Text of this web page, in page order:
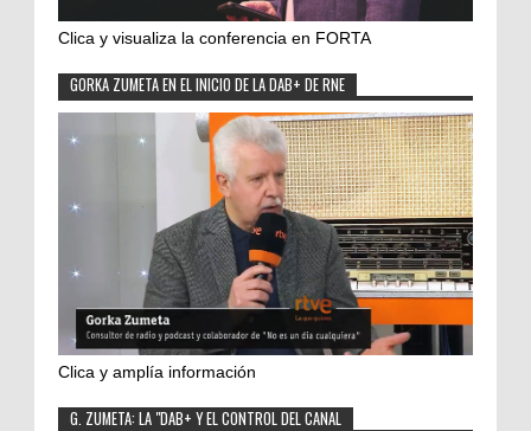
Clica y visualiza la conferencia en FORTA
GORKA ZUMETA EN EL INICIO DE LA DAB+ DE RNE
Clica y amplía información
G. ZUMETA: LA "DAB+ Y EL CONTROL DEL CANAL